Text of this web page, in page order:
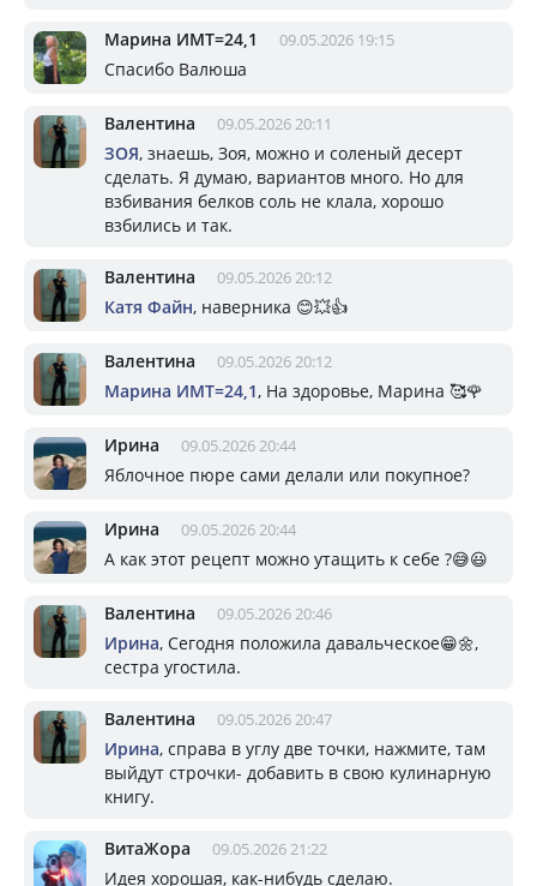
Марина ИМТ=24,1 09.05.2026 19:15
Спасибо Валюша
Валентина 09.05.2026 20:11
ЗОЯ, знаешь, Зоя, можно и соленый десерт
сделать. Я думаю, вариантов много. Но для
взбивания белков соль не клала, хорошо
взбились и так.
Валентина 09.05.2026 20:12
Катя Файн, наверника 😊💥👍
Валентина 09.05.2026 20:12
Марина ИМТ=24,1, На здоровье, Марина 🥰🌹
Ирина 09.05.2026 20:44
Яблочное пюре сами делали или покупное?
Ирина 09.05.2026 20:44
А как этот рецепт можно утащить к себе ?😅😃
Валентина 09.05.2026 20:46
Ирина, Сегодня положила давальческое😁🌼,
сестра угостила.
Валентина 09.05.2026 20:47
Ирина, справа в углу две точки, нажмите, там
выйдут строчки- добавить в свою кулинарную
книгу.
ВитаЖора 09.05.2026 21:22
Идея хорошая, как-нибудь сделаю.